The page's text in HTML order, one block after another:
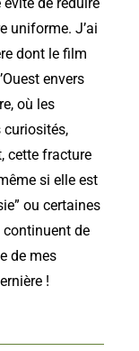
de réduire
uniforme. J’ai
dont le film
envers
où les
curiosités,
cette fracture
si elle est
ou certaines
continuent de
de mes
!